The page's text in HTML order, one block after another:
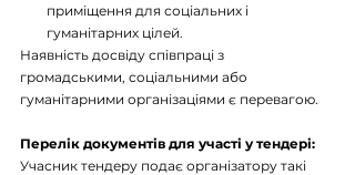
приміщення для соціальних і
гуманітарних цілей.
Наявність досвіду співпраці з
громадськими, соціальними або
гуманітарними організаціями є перевагою.
Перелік документів для участі у тендері:
Учасник тендеру подає організатору такі